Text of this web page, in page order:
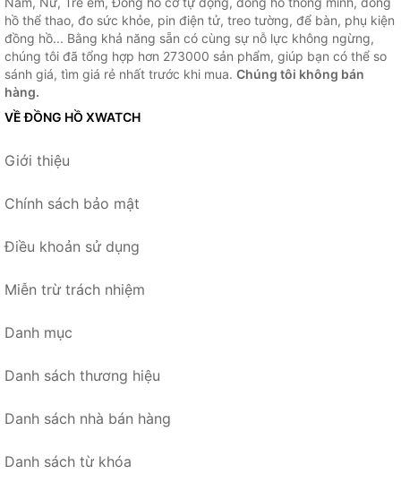
hồ thể thao, đo sức khỏe, pin điện tử, treo tường, để bàn, phụ kiện
đồng hồ... Bằng khả năng sẵn có cùng sự nỗ lực không ngừng,
chúng tôi đã tổng hợp hơn 273000 sản phẩm, giúp bạn có thể so
sánh giá, tìm giá rẻ nhất trước khi mua. Chúng tôi không bán
hàng.
VỀ ĐỒNG HỒ XWATCH
Giới thiệu
Chính sách bảo mật
Điều khoản sử dụng
Miễn trừ trách nhiệm
Danh mục
Danh sách thương hiệu
Danh sách nhà bán hàng
Danh sách từ khóa